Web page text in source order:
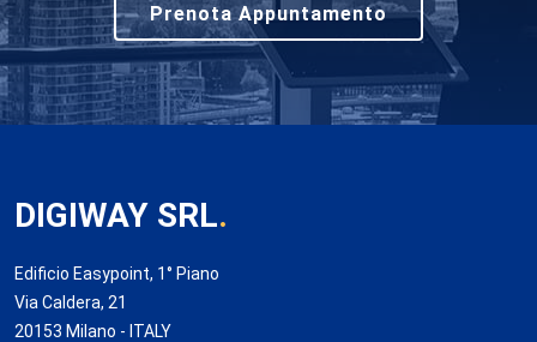
Prenota Appuntamento
DIGIWAY SRL.
Edificio Easypoint, 1° Piano
Via Caldera, 21
20153 Milano - ITALY